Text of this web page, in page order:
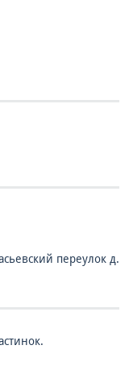
переулок д.